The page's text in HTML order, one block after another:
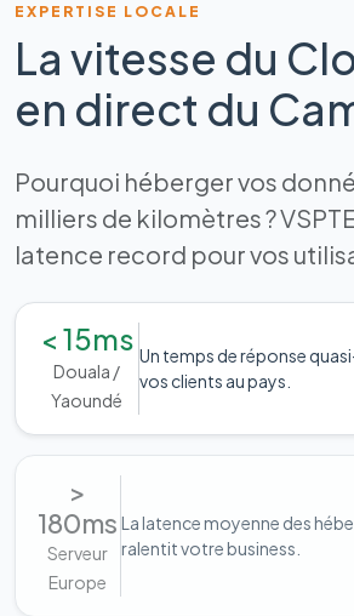
EXPERTISE LOCALE
La vitesse du
en direct du
Pourquoi héberger vos
milliers de kilomètres ?
latence record pour vos
< 15ms
Douala /
Yaoundé
Un temps de réponse
vos clients au pays.
>
180ms
Serveur
Europe
La latence moyenne des
ralentit votre business.